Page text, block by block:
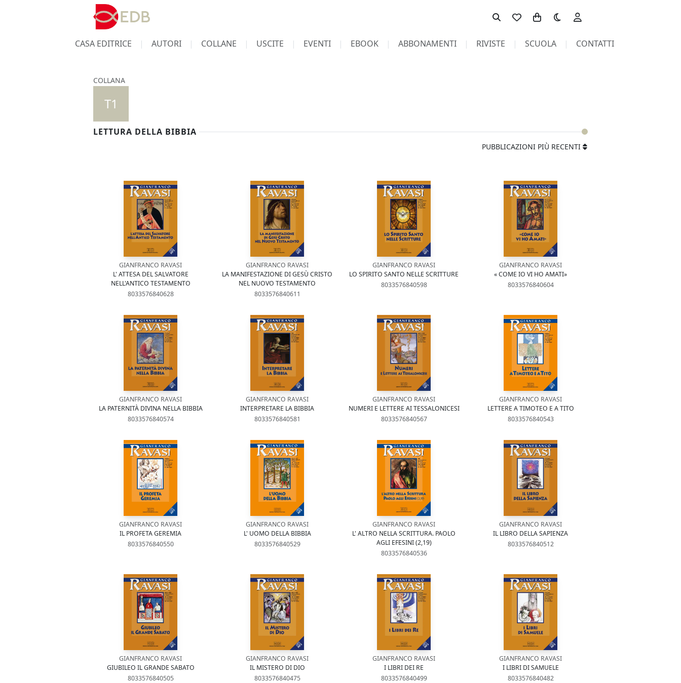
Toggle theme
CASA EDITRICE AUTORI COLLANE USCITE EVENTI EBOOK ABBONAMENTI RIVISTE SCUOLA CONTATTI
COLLANA
T1
LETTURA DELLA BIBBIA
PUBBLICAZIONI PIÙ RECENTI
GIANFRANCO RAVASI
L' ATTESA DEL SALVATORE
NELL'ANTICO TESTAMENTO
8033576840628
GIANFRANCO RAVASI
LA MANIFESTAZIONE DI GESÙ CRISTO
NEL NUOVO TESTAMENTO
8033576840611
GIANFRANCO RAVASI
LO SPIRITO SANTO NELLE SCRITTURE
8033576840598
GIANFRANCO RAVASI
« COME IO VI HO AMATI»
8033576840604
GIANFRANCO RAVASI
LA PATERNITÀ DIVINA NELLA BIBBIA
8033576840574
GIANFRANCO RAVASI
INTERPRETARE LA BIBBIA
8033576840581
GIANFRANCO RAVASI
NUMERI E LETTERE AI TESSALONICESI
8033576840567
GIANFRANCO RAVASI
LETTERE A TIMOTEO E A TITO
8033576840543
GIANFRANCO RAVASI
IL PROFETA GEREMIA
8033576840550
GIANFRANCO RAVASI
L' UOMO DELLA BIBBIA
8033576840529
GIANFRANCO RAVASI
L' ALTRO NELLA SCRITTURA. PAOLO
AGLI EFESINI (2,19)
8033576840536
GIANFRANCO RAVASI
IL LIBRO DELLA SAPIENZA
8033576840512
GIANFRANCO RAVASI
GIUBILEO IL GRANDE SABATO
8033576840505
GIANFRANCO RAVASI
IL MISTERO DI DIO
8033576840475
GIANFRANCO RAVASI
I LIBRI DEI RE
8033576840499
GIANFRANCO RAVASI
I LIBRI DI SAMUELE
8033576840482